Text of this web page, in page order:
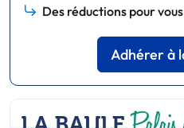
Des réductions pour
Adhérer à